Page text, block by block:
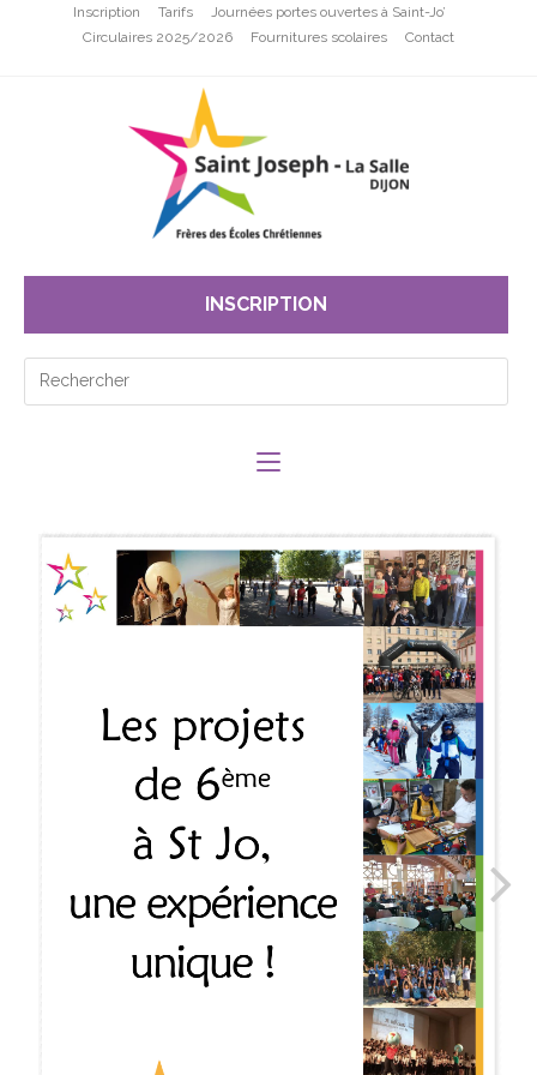
Inscription Tarifs
Journées portes ouvertes à Saint-Jo’
Circulaires 2025/2026
Fournitures scolaires Contact
INSCRIPTION